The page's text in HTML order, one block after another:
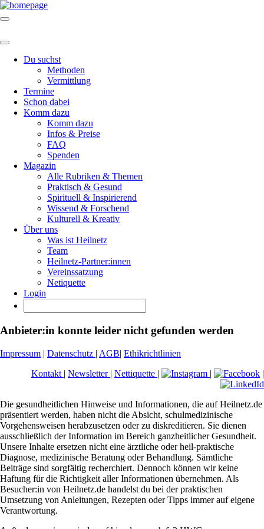
Du suchst
Methoden
Vermittlung
Termine
Schon dabei
Komm dazu
Komm dazu
Infos & Preise
FAQ
Spenden
Magazin
Alle Rubriken & Themen
Praktisch & Gesund
Spirituell & Inspirierend
Wissend & Forschend
Kulturell & Kreativ
Über uns
Was ist Heilnetz
Team
Heilnetz-Partner:innen
Vereinssatzung
Netiquette
Login
Anbieter:in konnte leider nicht gefunden werden
Impressum | Datenschutz | AGB| Ethikrichtlinien
Kontakt | Newsletter | Nettiquette | | |
Die gesundheitlichen Hinweise und Informationen, die auf Heilnetz.de
präsentiert werden, haben nicht die Absicht, schulmedizinische
Vorgehensweisen herabzusetzen oder zu diskreditieren. Sie dienen
ausschließlich der Information im Bereich ganzheitlicher Gesundheit.
Unsere Inhalte ersetzen nicht eine ärztliche oder heil-praktische
Diagnose, medizinische Beratung oder Behandlung. Sämtliche
Beiträge sind sorgfältig recherchiert. Dennoch können wir keine
Haftung für die Richtigkeit aller Informationen übernehmen. Als
Besucher:in von Heilnetz.de handelst du bei der praktischen
Umsetzung von Anleitungen, Rezepten oder Tipps immer auf eigene
Verantwortung.